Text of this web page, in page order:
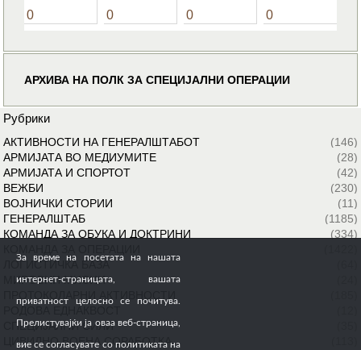
0 0 0 0
АРХИВА НА ПОЛК ЗА СПЕЦИЈАЛНИ ОПЕРАЦИИ
Рубрики
АКТИВНОСТИ НА ГЕНЕРАЛШТАБОТ
(146)
АРМИЈАТА ВО МЕДИУМИТЕ
(28)
АРМИЈАТА И СПОРТОТ
(42)
ВЕЖБИ
(230)
ВОЈНИЧКИ СТОРИИ
(11)
ГЕНЕРАЛШТАБ
(1185)
КОМАНДА ЗА ОБУКА И ДОКТРИНИ
(334)
ЛОГИСТИЧКА БАЗА
МИРОВНИ МИСИИ
СПЕЦИЈАЛНИ СИЛИ
ЦИВИЛНО ВОЕНА СОРАБОТКА
За време на посетата на нашата
интернет-страницата, вашата
приватност целосно се почитува.
Прелистувајќи ја оваа веб-страница,
вие се согласувате со политиката на